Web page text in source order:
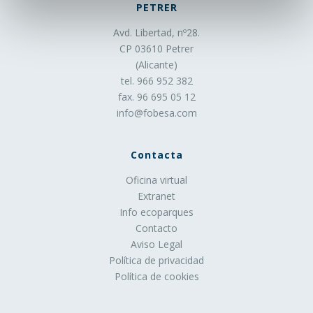
3. En función de la finalidad de la cookie:
Cookies de análisis: Son aquéllas que bien tratadas
por nosotros o por terceros, nos permiten cuantificar el
número de usuarios y así realizar la medición y análisis
servicio ofertado. Para ello se analiza su navegación en
productos o servicios que le ofrecemos.
: Son aquéllas que permiten la
gestión, de la forma más eficaz posible, de los espacios
publicitarios que, en su caso, el editor haya incluido en
una página web, aplicación o plataforma desde la que
presta el servicio solicitado en base a criterios como el
PETRER
Avd. Libertad, nº28.
CP 03610 Petrer
(Alicante)
tel. 966 952 382
fax. 96 695 05 12
info@fobesa.com
Contacta
Oficina virtual
Extranet
Info ecoparques
Contacto
Aviso Legal
Política de privacidad
Política de cookies